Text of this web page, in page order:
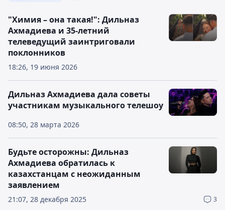
18:26, 19 июня 2026
"Химия – она такая!": Дильназ
Ахмадиева и 35-летний
телеведущий заинтриговали
поклонников
08:50, 28 марта 2026
Дильназ Ахмадиева дала советы
участникам музыкального телешоу
21:07, 28 декабря 2025 3
Будьте осторожны: Дильназ
Ахмадиева обратилась к
казахстанцам с неожиданным
заявлением